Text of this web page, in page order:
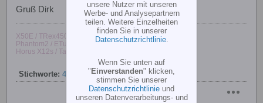
Gruß Dirk
X50E / TRex450 ProV2
Phantom2 / ETurbine / ZMR250
Horus X12s / Taranis X9E / T8FG /
Stichworte: 450 motor,rex,scorpion ,setup
unsere Nutzer mit unseren
Werbe- und Analysepartnern
teilen. Weitere Einzelheiten
finden Sie in unserer
Datenschutzrichtlinie.
Wenn Sie unten auf
"Einverstanden" klicken,
stimmen Sie unserer
Datenschutzrichtlinie und
unseren Datenverarbeitungs- und